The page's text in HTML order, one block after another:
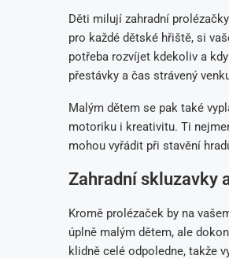
Děti milují zahradní
pro každé dětské hřiště, si
potřeba rozvíjet kdekoliv a
přestávky a čas strávený
Malým dětem se pak také
motoriku i kreativitu. Ti
mohou vyřádit při stavění
Zahradní skluzavky
Kromě prolézaček by na
úplně malým dětem, ale
klidně celé odpoledne, takže